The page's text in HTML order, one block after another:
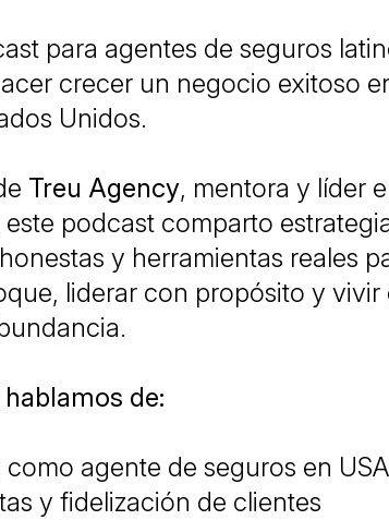
para agentes de seguros
crecer un negocio exitoso
Unidos.
Treu Agency, mentora y líder
podcast comparto
y herramientas reales
liderar con propósito y vivir
de:
agente de seguros en USA
y fidelización de clientes